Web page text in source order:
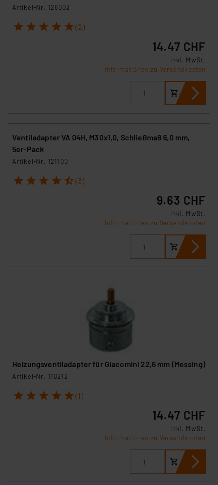
Artikel-Nr. 126002
1 2 3 4 5 (2)
14.47 CHF
inkl. MwSt.
Informationen zu Versandkosten
Ventiladapter VA 04H, M30x1,0, Schließmaß 6,0 mm,
5er-Pack
Artikel-Nr. 121100
1 2 3 4 5 (3)
9.63 CHF
inkl. MwSt.
Informationen zu Versandkosten
Heizungsventiladapter für Giacomini 22,6 mm (Messing)
Artikel-Nr. 110212
1 2 3 4 5 (1)
14.47 CHF
inkl. MwSt.
Informationen zu Versandkosten